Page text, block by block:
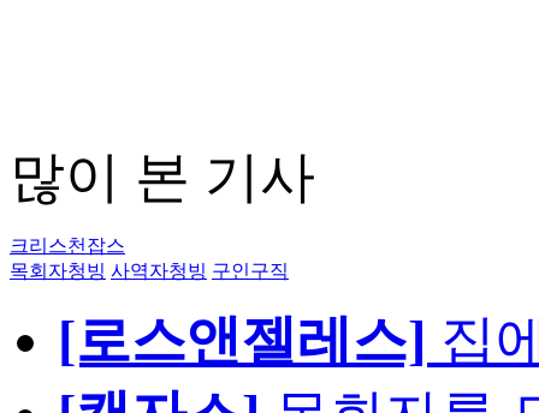
많이 본 기사
크리스천잡스
목회자청빙 사역자청빙 구인구직
[로스앤젤레스] 집